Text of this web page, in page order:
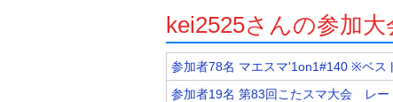
kei2525さんの参加大
参加者78名 マエスマ'1on1#140 ※ベス
参加者19名 第83回こたスマ大会 レ